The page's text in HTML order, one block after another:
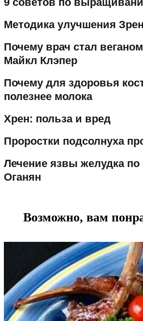
Методика улучшения
Почему врач стал
Майкл Клэпер
Почему для здоровья
полезнее молока
Хрен: польза и вред
Проростки подсолнуха
Лечение язвы желудка
Оганян
Возможно, вам